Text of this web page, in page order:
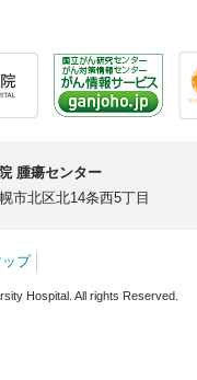
腫瘍センター
市北区北14条西5丁目
プ
Hospital. All rights Reserved.